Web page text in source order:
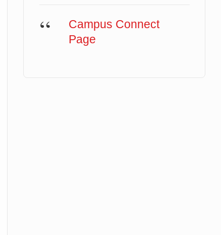
Campus Connect
Page